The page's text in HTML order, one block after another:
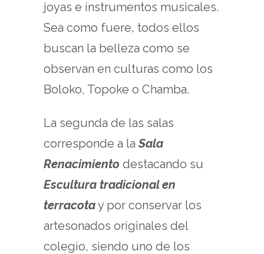
joyas e instrumentos musicales.
Sea como fuere, todos ellos
buscan la belleza como se
observan en culturas como los
Boloko, Topoke o Chamba.
La segunda de las salas
corresponde a la Sala
Renacimiento destacando su
Escultura tradicional en
terracotay por conservar los
artesonados originales del
colegio, siendo uno de los